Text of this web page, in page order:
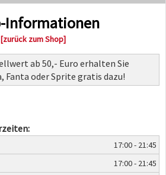
Informationen
[zurück zum Shop]
ab 50,- Euro erhalten Sie
Fanta oder Sprite gratis dazu!
17:00 - 21:45
17:00 - 21:45